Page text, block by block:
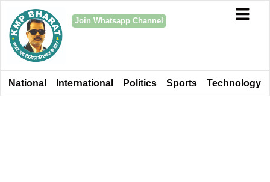
Join Whatsapp Channel
National International Politics Sports Technology